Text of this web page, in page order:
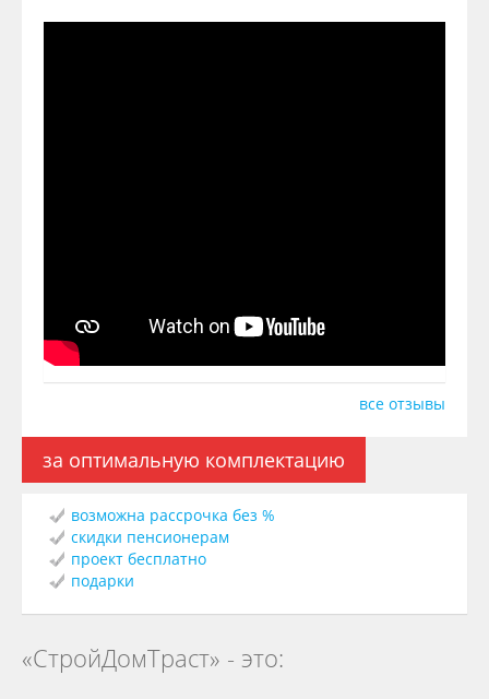
все отзывы
за оптимальную комплектацию
возможна рассрочка без %
скидки пенсионерам
проект бесплатно
подарки
«СтройДомТраст» - это: